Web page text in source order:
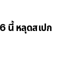
นี้ หลุดสเปก